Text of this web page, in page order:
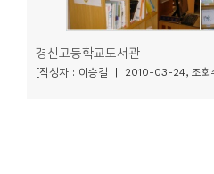
경신고등학교도서관
[작성자 : 이승길 | 2010-03-24, 조